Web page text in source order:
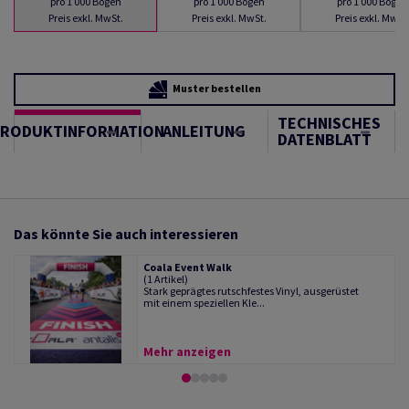
Preis exkl. MwSt.
Preis exkl. MwSt.
Preis exkl. MwSt.
Muster bestellen
ANLEITUNG TECHNISCHES
DATENBLATT
Das könnte Sie auch interessieren
Coala Event Walk
(1 Artikel)
Stark geprägtes rutschfestes Vinyl, ausgerüstet
mit einem speziellen Kle...
Mehr anzeigen